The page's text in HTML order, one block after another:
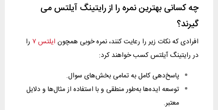
چه کسانی بهترین نمره را از رایتینگ آیلتس می
گیرند؟
افرادی که نکات زیر را رعایت کنند، نمره خوبی همچون ایلتس ۷
را
در رایتینگ آیلتس کسب خواهند کرد:
پاسخ‌دهی کامل به تمامی بخش‌های سوال.
توسعه ایده‌ها به‌طور منطقی و با استفاده از مثال‌ها و دلایل
معتبر.